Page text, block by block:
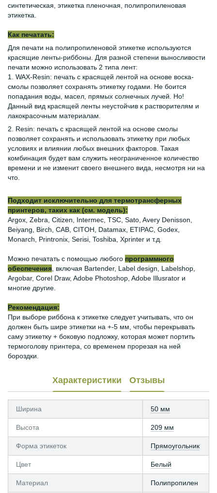
синтетическая, этикетка пленочная, полипропиленовая
этикетка.
Как печатать:
Для печати на полипропиленовой этикетке используются
красящие ленты-риббоны. Для разной степени выносливости
печати можно использовать 2 типа лент:
1. WAX-Resin: печать с красящей лентой на основе воска-
смолы позволяет сохранять этикетку годами. Не боится
попадания воды, масел, прямых солнечных лучей. Но!
Данный вид красящей ленты неустойчив к растворителям и
лакокрасочным материалам.
2. Resin: печать с красящей лентой на основе смолы
позволяет сохранять и использовать этикетку при любых
условиях и влиянии любых внешних факторов. Такая
комбинация будет вам служить неограниченное количество
времени и не изменит своего внешнего вида, несмотря ни на
что.
Подходит исключительно для термотрансферных
принтеров, таких как (см. модель):
Argox, Zebra, Citizen, Intermec, TSC, Sato, Avery Denisson,
Beiyang, Birch, CAB, CITOH, Datamax, ETIPAC, Godex,
Monarch, Printronix, Serisi, Toshiba, Xprinter и т.д.
Можно печатать с помощью любого программного
обеспечения , включая Bartender, Label design, Labelshop,
Argobar, Corel Draw, Adobe Photoshop, Adobe Illusrator и
многие другие.
Рекомендация:
При выборе риббона к этикетке следует учитывать, что он
должен быть шире этикетки на +-5 мм, чтобы перекрывать
саму этикетку + боковую подложку, которая может портить
термоголову принтера, со временем прорезая на ней
бороздки.
Характеристики Отзывы
Ширина 50 мм
Высота 209 мм
Форма этикеток Прямоугольник
Цвет Белый
Материал Полипропилен